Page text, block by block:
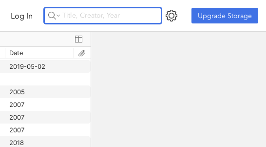
Log In Upgrade Storage Upgrade Storage
Date
2019-05-02
2005
2007
2007
2007
2018